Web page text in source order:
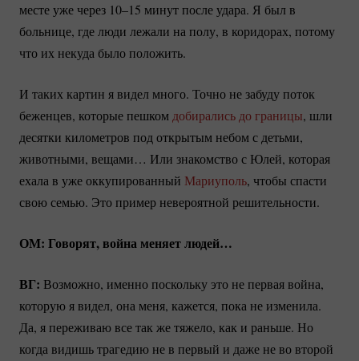
месте уже через 10–15 минут после удара. Я был в
больнице, где люди лежали на полу, в коридорах, потому
что их некуда было положить.
И таких картин я видел много. Точно не забуду поток
беженцев, которые пешком добирались до границы, шли
десятки километров под открытым небом с детьми,
животными, вещами… Или знакомство с Юлей, которая
ехала в уже оккупированный Мариуполь, чтобы спасти
свою семью. Это пример невероятной решительности.
ОМ: Говорят, война меняет людей…
ВГ: Возможно, именно поскольку это не первая война,
которую я видел, она меня, кажется, пока не изменила.
Да, я переживаю все так же тяжело, как и раньше. Но
когда видишь трагедию не в первый и даже не во второй